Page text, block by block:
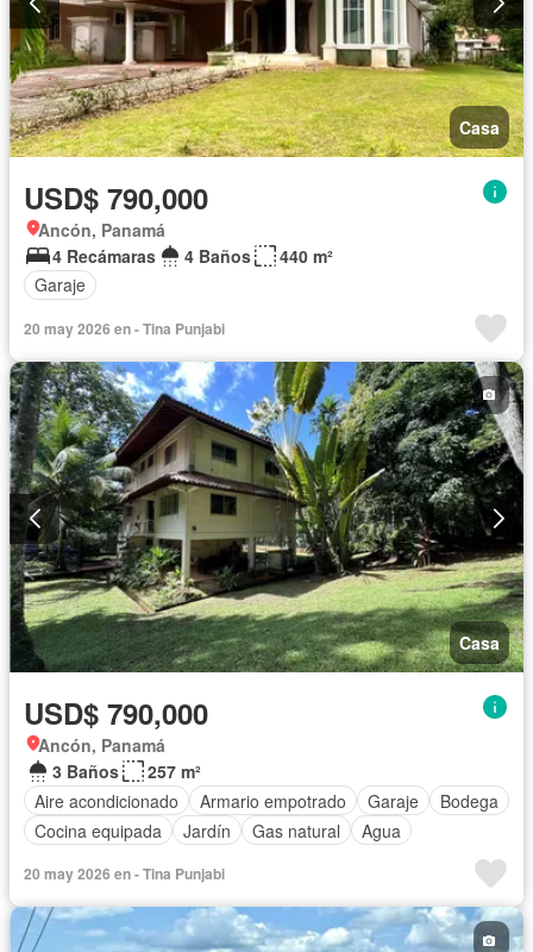
Casa
USD$ 790,000
Ancón, Panamá
4 Recámaras
4 Baños
440 m²
Garaje
20 may 2026 en - Tina Punjabi
Casa
USD$ 790,000
Ancón, Panamá
3 Baños
257 m²
Aire acondicionado
Armario empotrado Garaje
Bodega
Cocina equipada
Jardín Gas natural Agua
20 may 2026 en - Tina Punjabi